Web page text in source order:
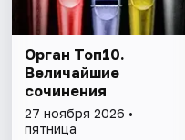
Орган Топ10.
Величайшие
сочинения
27 ноября 2026 •
пятница